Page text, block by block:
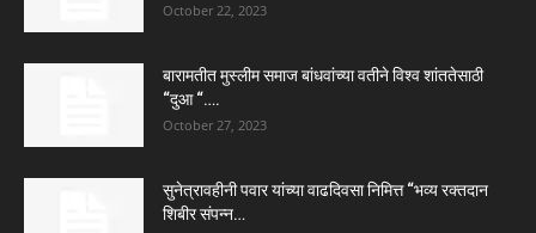
October 22, 2023
बारामतीत मुस्लीम समाज बांधवांच्या वतीने विश्व शांततेसाठी
“दुआ “….
October 27, 2023
सुनेत्रावहीनी पवार यांच्या वाढदिवसा निमित्त “भव्य रक्तदान
शिबीर संपन्न…